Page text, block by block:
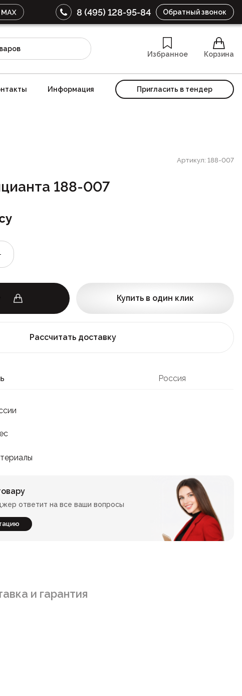
8 (495) 128-95-84 Обратный звонок
Избранное Корзина
Информация Пригласить в тендер
Артикул: 188-007
188-007
Купить в один клик
Рассчитать доставку
Россия
ответит на все ваши вопросы
и гарантия